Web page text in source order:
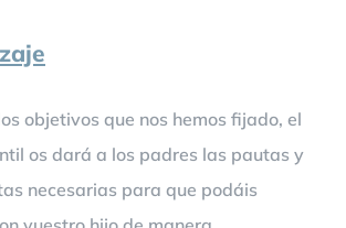
objetivos que nos hemos fijado, el
os dará a los padres las pautas y
necesarias para que podáis